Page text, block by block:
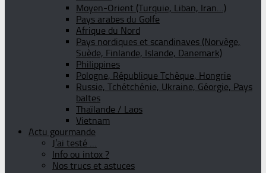
Moyen-Orient (Turquie, Liban, Iran…)
Pays arabes du Golfe
Afrique du Nord
Pays nordiques et scandinaves (Norvège,
Suède, Finlande, Islande, Danemark)
Philippines
Pologne, République Tchèque, Hongrie
Russie, Tchétchénie, Ukraine, Géorgie, Pays
baltes
Thaïlande / Laos
Vietnam
Actu gourmande
J’ai testé …
Info ou intox ?
Nos trucs et astuces